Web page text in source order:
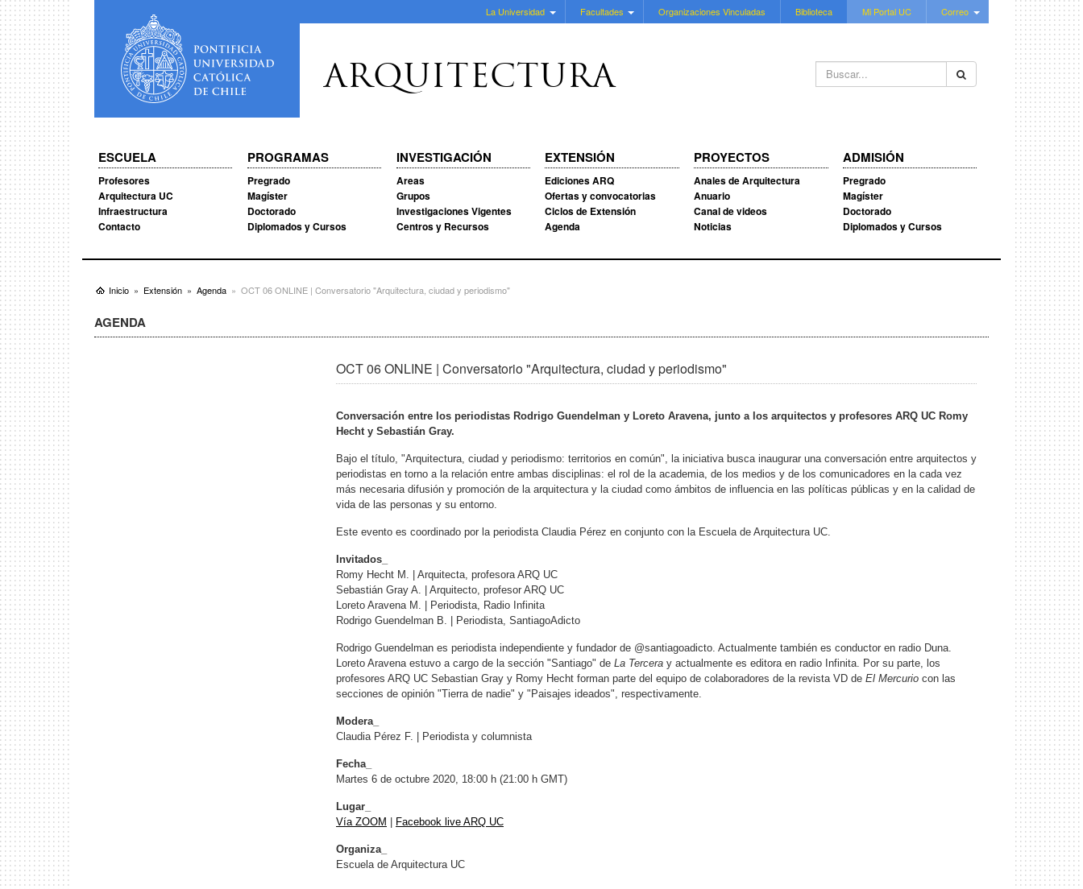
La Universidad Facultades Organizaciones Vinculadas Biblioteca Mi Portal UC Correo
Buscar...
ARQUITECTURA
ESCUELA
Profesores
Arquitectura UC
Infraestructura
Contacto
PROGRAMAS
Pregrado
Magíster
Doctorado
Diplomados y Cursos
INVESTIGACIÓN
Areas
Grupos
Investigaciones Vigentes
Centros y Recursos
EXTENSIÓN
Ediciones ARQ
Ofertas y convocatorias
Ciclos de Extensión
Agenda
PROYECTOS
Anales de Arquitectura
Anuario
Canal de videos
Noticias
ADMISIÓN
Pregrado
Magíster
Doctorado
Diplomados y Cursos
Inicio Extensión Agenda OCT 06 ONLINE | Conversatorio "Arquitectura, ciudad y periodismo"
AGENDA
OCT 06 ONLINE | Conversatorio "Arquitectura, ciudad y periodismo"
Conversación entre los periodistas Rodrigo Guendelman y Loreto Aravena, junto a los arquitectos y profesores ARQ UC Romy
Hecht y Sebastián Gray.
Bajo el título, "Arquitectura, ciudad y periodismo: territorios en común", la iniciativa busca inaugurar una conversación entre arquitectos y
periodistas en torno a la relación entre ambas disciplinas: el rol de la academia, de los medios y de los comunicadores en la cada vez
más necesaria difusión y promoción de la arquitectura y la ciudad como ámbitos de influencia en las políticas públicas y en la calidad de
vida de las personas y su entorno.
Este evento es coordinado por la periodista Claudia Pérez en conjunto con la Escuela de Arquitectura UC.
Invitados_
Romy Hecht M. | Arquitecta, profesora ARQ UC
Sebastián Gray A. | Arquitecto, profesor ARQ UC
Loreto Aravena M. | Periodista, Radio Infinita
Rodrigo Guendelman B. | Periodista, SantiagoAdicto
Rodrigo Guendelman es periodista independiente y fundador de @santiagoadicto. Actualmente también es conductor en radio Duna.
Loreto Aravena estuvo a cargo de la sección "Santiago" de La Tercera y actualmente es editora en radio Infinita. Por su parte, los
profesores ARQ UC Sebastian Gray y Romy Hecht forman parte del equipo de colaboradores de la revista VD de El Mercurio con las
secciones de opinión "Tierra de nadie" y "Paisajes ideados", respectivamente.
Modera_
Claudia Pérez F. | Periodista y columnista
Fecha_
Martes 6 de octubre 2020, 18:00 h (21:00 h GMT)
Lugar_
Vía ZOOM
Facebook live ARQ UC
Organiza_
Escuela de Arquitectura UC